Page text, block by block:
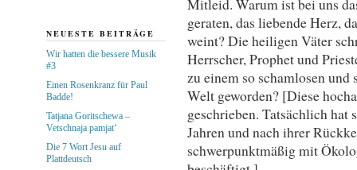
Mitleid. Warum ist bei uns
geraten, das liebende Herz,
weint? Die heiligen Väter
Herrscher, Prophet und
zu einem so schamlosen
Welt geworden? [Diese
geschrieben. Tatsächlich hat
Jahren und nach ihrer
schwerpunktmäßig mit
NEUESTE BEITRÄGE
Wir hatten die bessere Musik
#3
Einen Rosenkranz für Paul
Badde!
Tatjana Goritschewa –
Vetschnaja pamjat‘
Die 7 Wort Jesu auf
Plattdeutsch